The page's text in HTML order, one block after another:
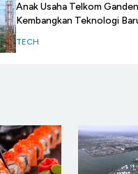
Anak Usaha Telkom
Kembangkan Teknologi
TECH